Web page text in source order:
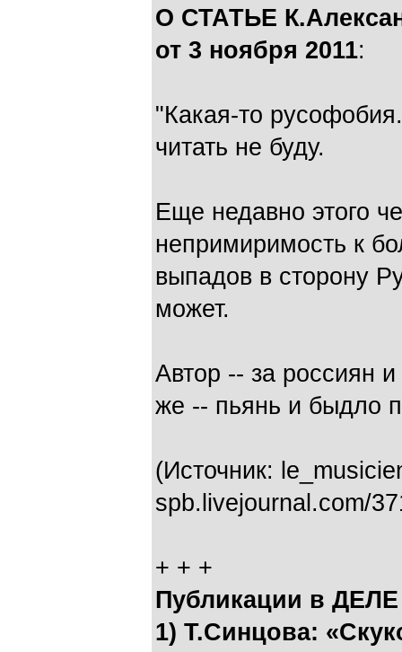
О СТАТЬЕ
от 3 ноября 2011:
"Какая-то
читать не буду.
Еще недавно этого
непримиримость к
выпадов в сторону
может.
Автор -- за россиян
же -- пьянь и быдло
(Источник:
spb.livejournal.com/
+ + +
Публикации в
1) Т.Синцова: